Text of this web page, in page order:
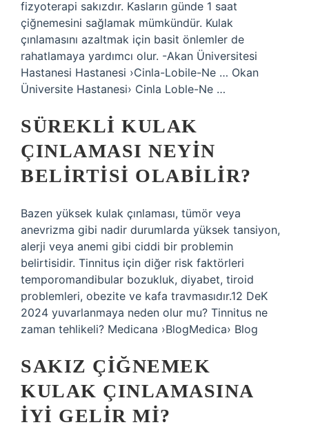
fizyoterapi sakızdır. Kasların günde 1 saat
çiğnemesini sağlamak mümkündür. Kulak
çınlamasını azaltmak için basit önlemler de
rahatlamaya yardımcı olur. -Akan Üniversitesi
Hastanesi Hastanesi ›Cinla-Lobile-Ne … Okan
Üniversite Hastanesi› Cinla Loble-Ne …
SÜREKLI KULAK
ÇINLAMASI NEYIN
BELIRTISI OLABILIR?
Bazen yüksek kulak çınlaması, tümör veya
anevrizma gibi nadir durumlarda yüksek tansiyon,
alerji veya anemi gibi ciddi bir problemin
belirtisidir. Tinnitus için diğer risk faktörleri
temporomandibular bozukluk, diyabet, tiroid
problemleri, obezite ve kafa travmasıdır.12 DeK
2024 yuvarlanmaya neden olur mu? Tinnitus ne
zaman tehlikeli? Medicana ›BlogMedica› Blog
SAKIZ ÇIĞNEMEK
KULAK ÇINLAMASINA
IYI GELIR MI?